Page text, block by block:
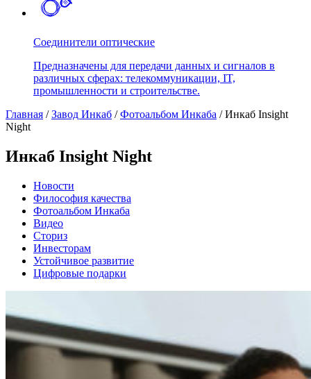
Соединители оптические
Предназначены для передачи данных и сигналов в
различных сферах: телекоммуникации, IT,
промышленности и строительстве.
Главная / Завод Инкаб / Фотоальбом Инкаба / Инкаб Insight
Night
Инкаб Insight Night
Новости
Философия качества
Фотоальбом Инкаба
Видео
Сториз
Инвесторам
Устойчивое развитие
Цифровые подарки